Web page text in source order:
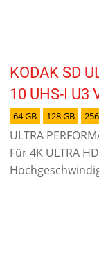
KODAK SD
10 UHS-I U3
64 GB 128 GB
ULTRA
Für 4K ULTRA